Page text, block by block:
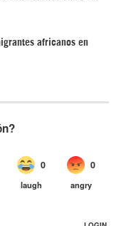
africanos en